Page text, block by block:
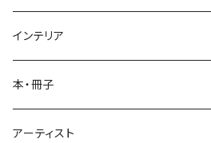
ハイクオリティシャツ
トートバッグ
サーモステンレスボトル
布製品
風呂敷
手ぬぐい
文房具
御朱印帳
アクリルグッズ
アクリルキーホルダー
インテリア
アクリルグッズ
アクリルパネル
カレンダー
本・冊子
マンガ
アーティスト